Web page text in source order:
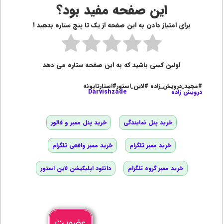
این صفحه مفید بود؟
برای امتیاز دادن به این صفحه از یک تا پنج ستاره بدهید !
اولین کسی باشید که به این صفحه ستاره می دهد
#مجید_درویش_زاده #لاین_استور#استارتاپونه
درویش زاده Darvishzade
خرید پنل نمایندگی خرید پنل ممبر و فالور
خرید ممبر تلگرام خرید ممبر واقعی تلگرام
خرید ممبر گروه تلگرام دانلود اپلیکیشن لاین استور